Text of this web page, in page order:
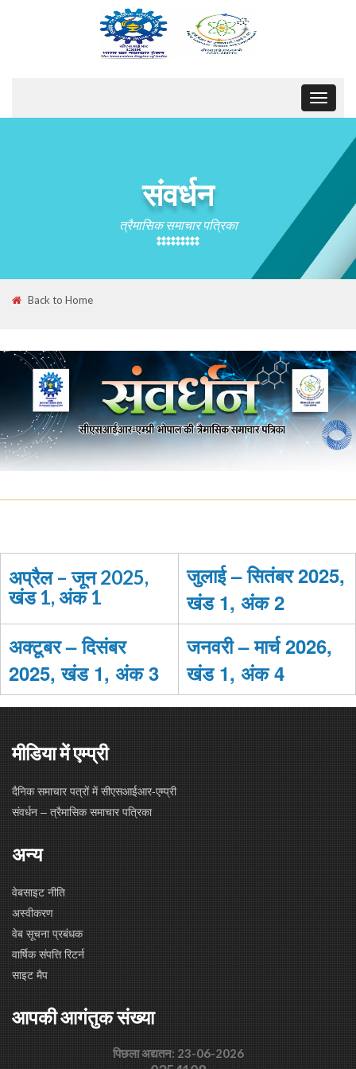
Toggle
संवर्धन
त्रैमासिक समाचार पत्रिका
Back to Home
अप्रैल – जून 2025,
खंड 1, अंक 1
जुलाई – सितंबर 2025,
खंड 1, अंक 2
अक्टूबर – दिसंबर
2025, खंड 1, अंक 3
जनवरी – मार्च 2026,
खंड 1, अंक 4
मीडिया में एम्प्री
दैनिक समाचार पत्रों में सीएसआईआर-एम्प्री
संवर्धन – त्रैमासिक समाचार पत्रिका
अन्य
वेबसाइट नीति
अस्वीकरण
वेब सूचना प्रबंधक
वार्षिक संपत्ति रिटर्न
साइट मैप
आपकी आगंतुक संख्या
पिछला अद्यतन: 23-06-2026